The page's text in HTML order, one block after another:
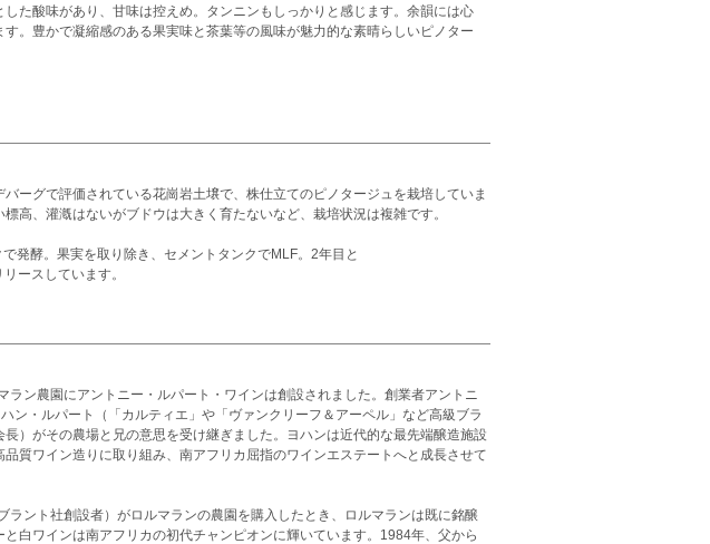
た酸味があり、甘味は控えめ。タンニンもしっかりと感じます。余韻には心
。豊かで凝縮感のある果実味と茶葉等の風味が魅力的な素晴らしいピノター
ーグで評価されている花崗岩土壌で、株仕立てのピノタージュを栽培していま
高、灌漑はないがブドウは大きく育たないなど、栽培状況は複雑です。
発酵。果実を取り除き、セメントタンクでMLF。2年目と
ースしています。
ン農園にアントニー・ルパート・ワインは創設されました。創業者アントニ
ン・ルパート（「カルティエ」や「ヴァンクリーフ＆アーペル」など高級ブラ
）がその農場と兄の意思を受け継ぎました。ヨハンは近代的な最先端醸造施設
質ワイン造りに取り組み、南アフリカ屈指のワインエステートへと成長させて
ント社創設者）がロルマランの農園を購入したとき、ロルマランは既に銘醸
白ワインは南アフリカの初代チャンピオンに輝いています。1984年、父から